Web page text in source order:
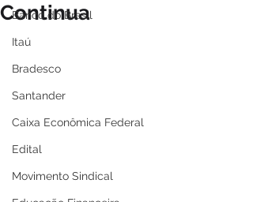
Banco do Brasil
Itaú
Bradesco
Santander
Caixa Econômica Federal
Edital
Movimento Sindical
Continua